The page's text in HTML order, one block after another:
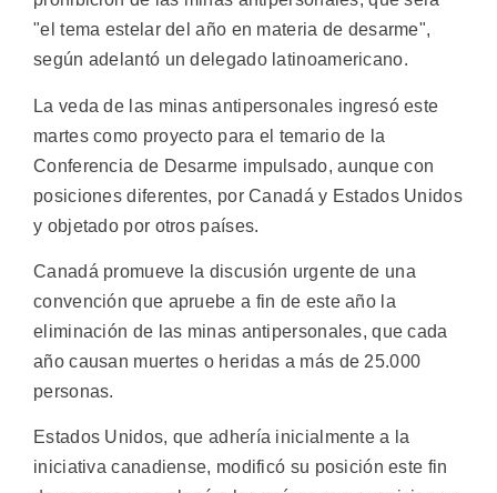
"el tema estelar del año en materia de desarme",
según adelantó un delegado latinoamericano.
La veda de las minas antipersonales ingresó este
martes como proyecto para el temario de la
Conferencia de Desarme impulsado, aunque con
posiciones diferentes, por Canadá y Estados Unidos
y objetado por otros países.
Canadá promueve la discusión urgente de una
convención que apruebe a fin de este año la
eliminación de las minas antipersonales, que cada
año causan muertes o heridas a más de 25.000
personas.
Estados Unidos, que adhería inicialmente a la
iniciativa canadiense, modificó su posición este fin